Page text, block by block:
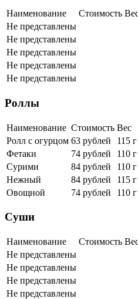
Наименование Стоимость
Не представлены
Не представлены
Не представлены
Не представлены
Не представлены
Роллы
Наименование Стоимость Вес
Ролл с огурцом 63 рублей
115 г
Фетаки
74 рублей
110 г
Сурими
84 рублей
110 г
Нежный
84 рублей
115 г
Овощной
74 рублей 110 г
Суши
Наименование Стоимость
Не представлены
Не представлены
Не представлены
Не представлены